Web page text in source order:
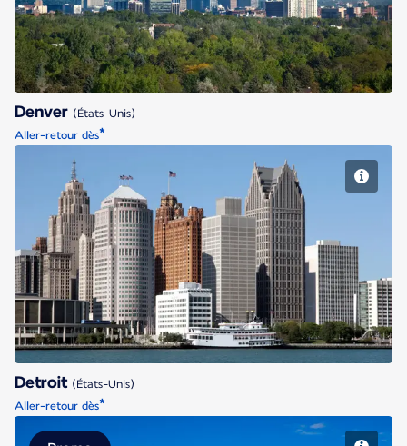
Denver (États-Unis)
Aller-retour dès*
Detroit
Detroit (États-Unis)
Aller-retour dès*